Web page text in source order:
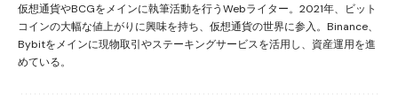
仮想通貨やBCGをメインに執筆活動を行うWebライター。2021年、ビット
コインの大幅な値上がりに興味を持ち、仮想通貨の世界に参入。Binance、
Bybitをメインに現物取引やステーキングサービスを活用し、資産運用を進
めている。